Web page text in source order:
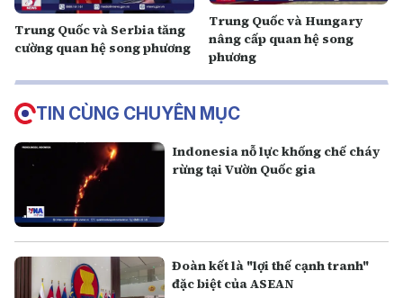
Trung Quốc và Serbia tăng
cường quan hệ song phương
Trung Quốc và Hungary
nâng cấp quan hệ song
phương
TIN CÙNG CHUYÊN MỤC
Indonesia nỗ lực khống chế cháy
rừng tại Vườn Quốc gia
Đoàn kết là "lợi thế cạnh tranh"
đặc biệt của ASEAN